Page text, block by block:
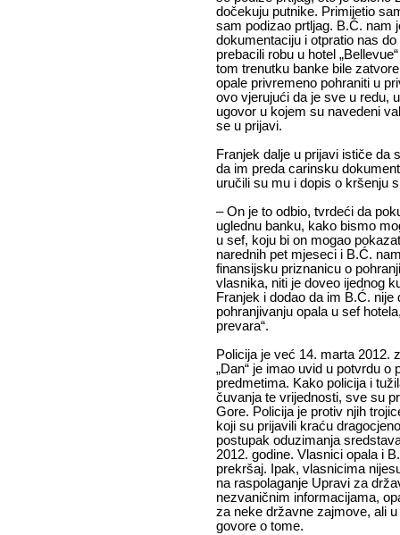
dočekuju putnike. Primijetio
sam podizao prtljag. B.Ć. nam
dokumentaciju i otpratio nas
prebacili robu u hotel
tom trenutku banke bile
opale privremeno pohraniti u
ovo vjerujući da je sve u redu,
ugovor u kojem su navedeni
se u prijavi.
Franjek dalje u prijavi ističe da
da im preda carinsku
uručili su mu i dopis o kršenju
– On je to odbio, tvrdeći da
uglednu banku, kako bismo
u sef, koju bi on mogao
narednih pet mjeseci i B.Ć.
finansijsku priznanicu o
vlasnika, niti je doveo ijednog
Franjek i dodao da im B.Ć. nije
pohranjivanju opala u sef
prevara“.
Policija je već 14. marta 2012.
„Dan“ je imao uvid u potvrdu o
predmetima. Kako policija i
čuvanja te vrijednosti, sve su
Gore. Policija je protiv njih
koji su prijavili kraću
postupak oduzimanja
2012. godine. Vlasnici opala i
prekršaj. Ipak, vlasnicima
na raspolaganje Upravi za
nezvaničnim informacijama,
za neke državne zajmove, ali
govore o tome.